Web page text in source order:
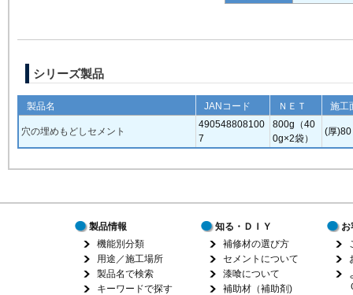
シリーズ製品
製品名 JANコード ＮＥＴ 施工
穴の埋めもどしセメント
490548808100
7
800g（40
0g×2袋）
(厚
製品情報
機能別分類
用途／施工場所
製品名で検索
キーワードで探す
知る・ＤＩＹ
補修材の選び方
セメントについて
漆喰について
補助材（補助剤)
お